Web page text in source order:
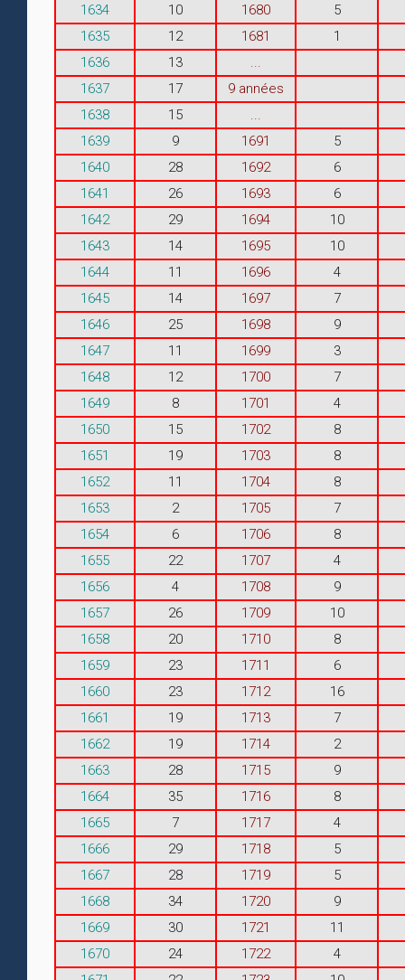
1634
10 1680 5
1635
12 1681 1
1636
13 ...
1637
17 9 années
1638
15 ...
1639
9 1691 5
1640
28 1692 6
1641
26 1693 6
1642
29 1694 10
1643
14 1695 10
1644
11 1696 4
1645
14 1697 7
1646
25 1698 9
1647
11 1699 3
1648
12 1700 7
1649
8 1701 4
1650
15 1702 8
1651
19 1703 8
1652
11 1704 8
1653
2 1705 7
1654
6 1706 8
1655
22 1707 4
1656
4 1708 9
1657
26 1709 10
1658
20 1710 8
1659
23 1711 6
1660
23 1712 16
1661
19 1713 7
1662
19 1714 2
1663
28 1715 9
1664
35 1716 8
1665
7 1717 4
1666
29 1718 5
1667
28 1719 5
1668
34 1720 9
1669
30 1721 11
1670
24 1722 4